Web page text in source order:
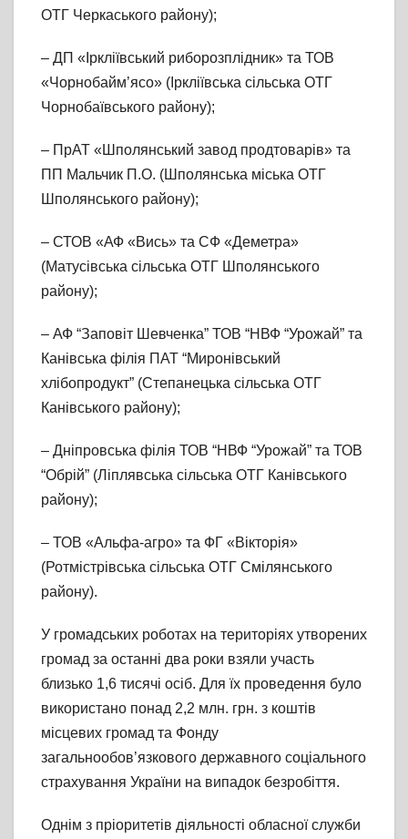
ОТГ Черкаського району);
– ДП «Іркліївський риборозплідник» та ТОВ
«Чорнобайм’ясо» (Іркліївська сільська ОТГ
Чорнобаївського району);
– ПрАТ «Шполянський завод продтоварів» та
ПП Мальчик П.О. (Шполянська міська ОТГ
Шполянського району);
– СТОВ «АФ «Вись» та СФ «Деметра»
(Матусівська сільська ОТГ Шполянського
району);
– АФ “Заповіт Шевченка” ТОВ “НВФ “Урожай” та
Канівська філія ПАТ “Миронівський
хлібопродукт” (Степанецька сільська ОТГ
Канівського району);
– Дніпровська філія ТОВ “НВФ “Урожай” та ТОВ
“Обрій” (Ліплявська сільська ОТГ Канівського
району);
– ТОВ «Альфа-агро» та ФГ «Вікторія»
(Ротмістрівська сільська ОТГ Смілянського
району).
У громадських роботах на територіях утворених
громад за останні два роки взяли участь
близько 1,6 тисячі осіб. Для їх проведення було
використано понад 2,2 млн. грн. з коштів
місцевих громад та Фонду
загальнообов’язкового державного соціального
страхування України на випадок безробіття.
Однім з пріоритетів діяльності обласної служби